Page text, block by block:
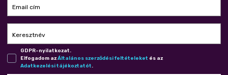
Email cím
Keresztnév
GDPR-nyilatkozat.
Elfogadom azÁl­ta­lá­nos szer­ző­dé­si fel­té­te­le­ket és az
Adat­ke­ze­lé­si tá­jé­koz­ta­tót.